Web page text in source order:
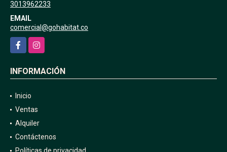
3013962233
EMAIL
comercial@gohabitat.co
FacebookInstagram
INFORMACIÓN
Inicio
Ventas
Alquiler
Contáctenos